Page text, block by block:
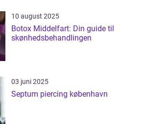
10 august 2025
Botox Middelfart: Din guide til
skønhedsbehandlingen
03 juni 2025
Septum piercing københavn